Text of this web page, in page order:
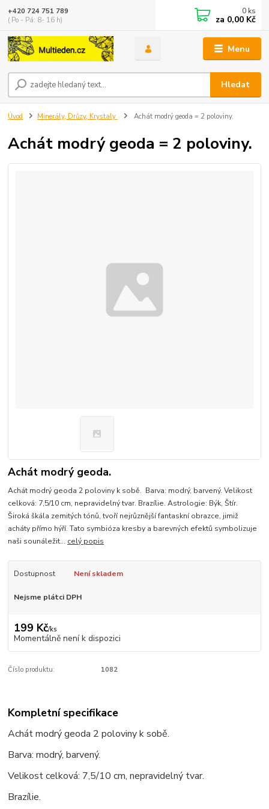
Menu
Hledat
+420 724 751 789
( Po - Pá: 8- 16 h)
0 ks
za 0,00 Kč
Úvod Minerály, Drůzy, Krystaly Achát modrý geoda = 2 poloviny.
Achát modrý geoda = 2 poloviny.
Achát modrý geoda.
Achát modrý geoda 2 poloviny k sobě. Barva: modrý, barvený. Velikost
celková: 7,5/10 cm, nepravidelný tvar. Brazílie. Astrologie: Býk, Štír.
Široká škála zemitých tónů, tvoří nejrůznější fantaskní obrazce, jimiž
acháty přímo hýří. Tato symbióza kresby a barevných efektů symbolizuje
naši sounáležit... celý popis
Dostupnost Není skladem
Nejsme plátci DPH
199 Kč/ks
Momentálně není k dispozici
Číslo produktu: 1082
Kompletní specifikace
Achát modrý geoda 2 poloviny k sobě.
Barva: modrý, barvený.
Velikost celková: 7,5/10 cm, nepravidelný tvar.
Brazílie.